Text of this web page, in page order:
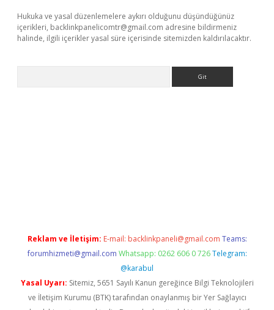
Hukuka ve yasal düzenlemelere aykırı olduğunu düşündüğünüz
içerikleri, backlinkpanelicomtr@gmail.com adresine bildirmeniz
halinde, ilgili içerikler yasal süre içerisinde sitemizden kaldırılacaktır.
Reklam ve İletişim: E-mail: backlinkpaneli@gmail.com Teams:
forumhizmeti@gmail.com Whatsapp: 0262 606 0 726 Telegram:
@karabul
Yasal Uyarı: Sitemiz, 5651 Sayılı Kanun gereğince Bilgi Teknolojileri
ve İletişim Kurumu (BTK) tarafından onaylanmış bir Yer Sağlayıcı